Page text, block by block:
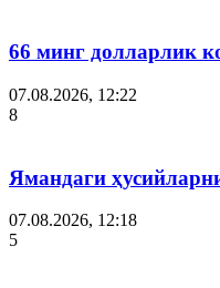
66 минг долларлик
07.08.2026, 12:22
8
Ямандаги
07.08.2026, 12:18
5